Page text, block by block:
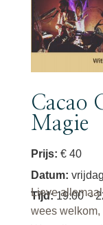
Cacao
Magie
Prijs: € 40
Datum:
Tijd:19:00 -
Lieve
wees welkom,